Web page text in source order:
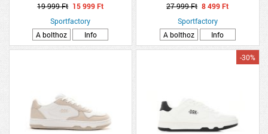
19 999 Ft 15 999 Ft
Sportfactory
A bolthoz
Info
27 999 Ft 8 499 Ft
Sportfactory
A bolthoz
Info
-30%